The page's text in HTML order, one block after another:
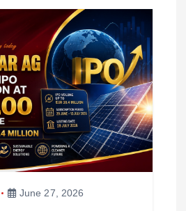
June 27, 2026